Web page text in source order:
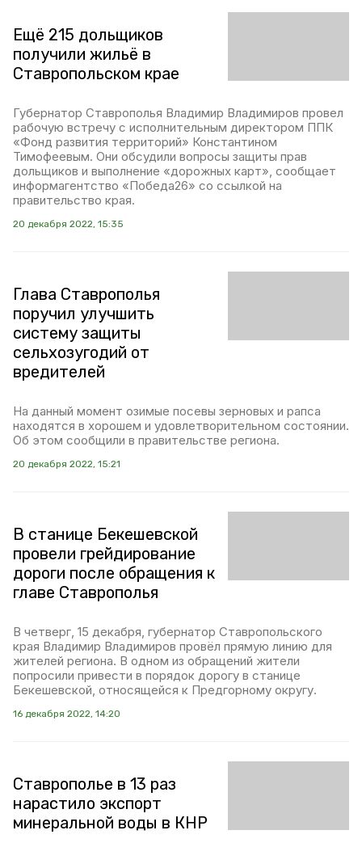
Ещё 215 дольщиков
получили жильё в
Ставропольском крае
Губернатор Ставрополья Владимир Владимиров провел
рабочую встречу с исполнительным директором ППК
«Фонд развития территорий» Константином
Тимофеевым. Они обсудили вопросы защиты прав
дольщиков и выполнение «дорожных карт», сообщает
информагентство «Победа26» со ссылкой на
правительство края.
20 декабря 2022, 15:35
Глава Ставрополья
поручил улучшить
систему защиты
сельхозугодий от
вредителей
На данный момент озимые посевы зерновых и рапса
находятся в хорошем и удовлетворительном состоянии.
Об этом сообщили в правительстве региона.
20 декабря 2022, 15:21
В станице Бекешевской
провели грейдирование
дороги после обращения к
главе Ставрополья
В четверг, 15 декабря, губернатор Ставропольского
края Владимир Владимиров провёл прямую линию для
жителей региона. В одном из обращений жители
попросили привести в порядок дорогу в станице
Бекешевской, относящейся к Предгорному округу.
16 декабря 2022, 14:20
Ставрополье в 13 раз
нарастило экспорт
минеральной воды в КНР